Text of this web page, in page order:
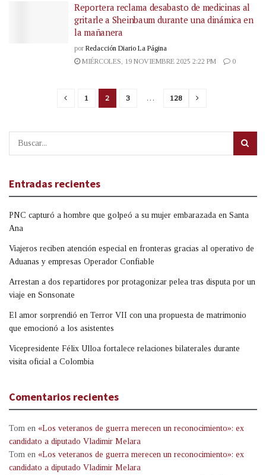
Reportera reclama desabasto de medicinas al
gritarle a Sheinbaum durante una dinámica en
la mañanera
por Redacción Diario La Página
MIÉRCOLES, 19 NOVIEMBRE 2025 2:22 PM
0
1 2 3 … 128
Entradas recientes
PNC capturó a hombre que golpeó a su mujer embarazada en Santa
Ana
Viajeros reciben atención especial en fronteras gracias al operativo de
Aduanas y empresas Operador Confiable
Arrestan a dos repartidores por protagonizar pelea tras disputa por un
viaje en Sonsonate
El amor sorprendió en Terror VII con una propuesta de matrimonio
que emocionó a los asistentes
Vicepresidente Félix Ulloa fortalece relaciones bilaterales durante
visita oficial a Colombia
Comentarios recientes
Tom en «Los veteranos de guerra merecen un reconocimiento»: ex
candidato a diputado Vladimir Melara
Tom en «Los veteranos de guerra merecen un reconocimiento»: ex
candidato a diputado Vladimir Melara